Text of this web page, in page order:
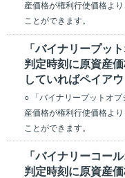
産価格が権利行使価格よ
ことができます。
「バイナリープッ
判定時刻に原資産
していればペイア
○ 「バイナリープットオ
産価格が権利行使価格よ
ことができます。
「バイナリーコー
判定時刻に原資産